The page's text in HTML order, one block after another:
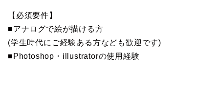
【必須要件】
■アナログで絵が描ける方
(学生時代にご経験ある方なども歓迎です)
■Photoshop・illustratorの使用経験